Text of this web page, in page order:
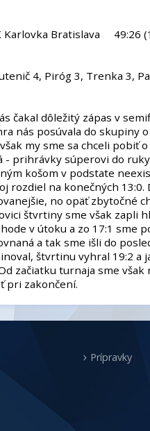
Karlovka Bratislava 49:26
4, Piróg 3, Trenka 3,
čakal dôležitý zápas v
nás posúvala do skupiny
my sme sa chceli pobiť
- prihrávky súperovi do
košom v podstate
rozdiel na konečných
no opäť zbytočné
štvrtiny sme však zapli
v útoku a zo 17:1 sme
a tak sme išli do
štvrtinu vyhral 19:2 a
začiatku turnaja sme však
pri zakončení.
Prípravky